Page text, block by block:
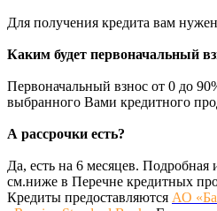
Для получения кредита вам
Каким будет первоначальный
Первоначальный взнос от 0 до
выбранного Вами кредитного
А рассрочки есть?
Да, есть на 6 месяцев.
см.ниже в Перечне кредитных
Кредиты предоставляются АО